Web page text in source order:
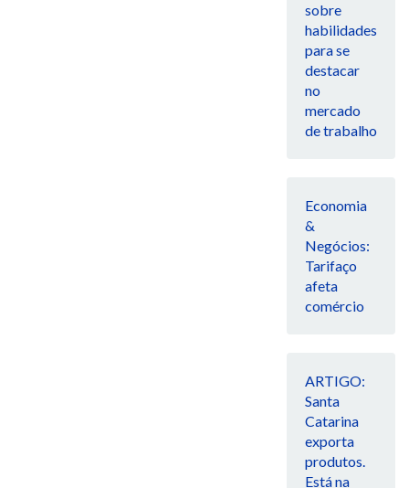
sobre
habilidades
para se
destacar
no
mercado
de trabalho
Economia
&
Negócios:
Tarifaço
afeta
comércio
ARTIGO:
Santa
Catarina
exporta
produtos.
Está na